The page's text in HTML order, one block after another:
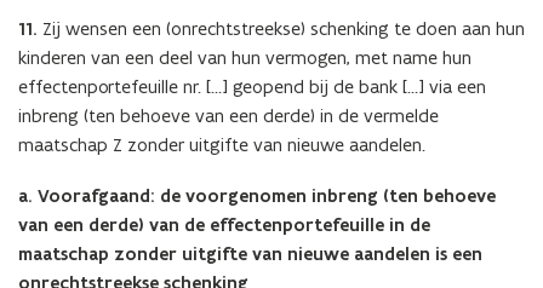
11. Zij wensen een (onrechtstreekse) schenking te doen aan hun
kinderen van een deel van hun vermogen, met name hun
effectenportefeuille nr. […] geopend bij de bank […] via een
inbreng (ten behoeve van een derde) in de vermelde
maatschap Z zonder uitgifte van nieuwe aandelen.
a. Voorafgaand: de voorgenomen inbreng (ten behoeve
van een derde) van de effectenportefeuille in de
maatschap zonder uitgifte van nieuwe aandelen is een
onrechtstreekse schenking